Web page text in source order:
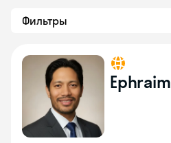
Фильтры
Ephraim